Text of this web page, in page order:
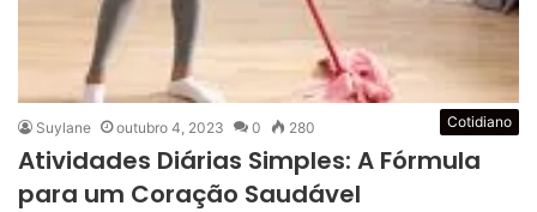
Cotidiano
Suylane outubro 4, 2023 0 280
Atividades Diárias Simples: A Fórmula
para um Coração Saudável